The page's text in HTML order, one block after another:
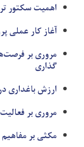
اهمیت سکتور
آغاز کار عملی
مروری بر
گذاری
ارزش باغداری
مروری بر
مکثی بر